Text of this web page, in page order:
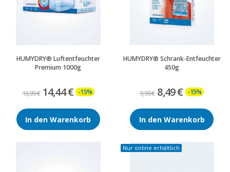
HUMYDRY® Luftentfeuchter
Premium 1000g
16,99 € 14,44 € -15%
In den Warenkorb
HUMYDRY® Schrank-Entfeuchter
450g
9,99 € 8,49 € -15%
In den Warenkorb
Nur online erhältlich